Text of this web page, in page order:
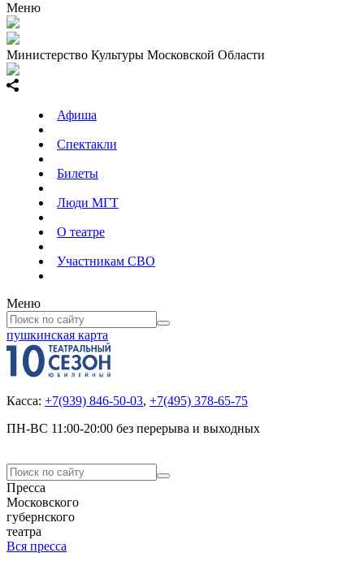
Меню
Министерство Культуры Московской Области
Афиша
Спектакли
Билеты
Люди МГТ
О театре
Участникам СВО
Меню
пушкинская карта
Касса: +7(939) 846-50-03, +7(495) 378-65-75
ПН-ВС 11:00-20:00 без перерыва и выходных
Пресса
Московского
губернского
театра
Вся пресса